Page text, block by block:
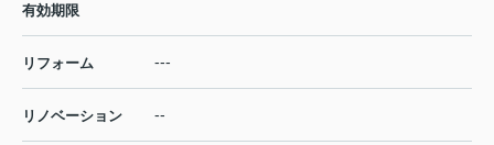
有効期限
リフォーム ---
リノベーション --